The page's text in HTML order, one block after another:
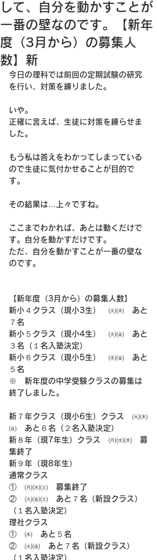
して、自分を動かすことが
一番の壁なのです。【新年
度（3月から）の募集人
数】新
今日の理科では前回の定期試験の研究
を行い、対策を練りました。
いや。
正確に言えば、生徒に対策を練らせま
した。
もう私は答えをわかってしまっている
ので生徒に気付かせることが目的で
す。
その結果は…上々ですね。
ここまでわかれば、あとは動くだけで
す。自分を動かすだけです。
ただ、自分を動かすことが一番の壁な
のです。
【新年度（3月から）の募集人数】
新小４クラス（現小3生）　㈫㈭　あと
７名
新小５クラス（現小4生）　㈫㈮　あと
３名（１名入塾決定）
新小６クラス（現小5生）　㈬㈮　あと
５名
※　新年度の中学受験クラスの募集は
終了しました。
新７年クラス（現小6生）クラス　㈫㈭
㈮　あと６名（２名入塾決定）
新８年（現7年生）クラス　㈪㈬㈭　募
集終了
新９年（現8年生）
通常クラス
①　㈪㈬㈯　募集終了
②　㈫㈮㈯　あと７名（新設クラス）
（１名入塾決定）
理社クラス
①　㈭　あと５名
②　㈫㈮　あと７名（新設クラス）
（１名入塾決定）